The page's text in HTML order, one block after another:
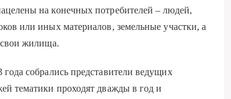
на конечных потребителей – людей,
или иных материалов, земельные участки, а
свои жилища.
собрались представители ведущих
тематики проходят дважды в год и